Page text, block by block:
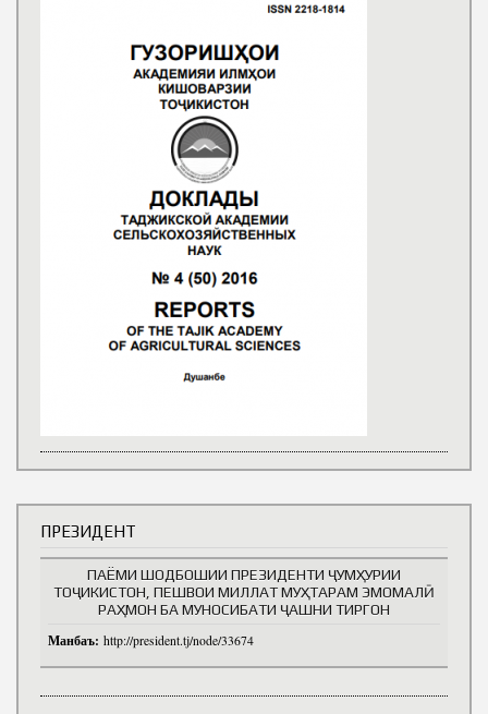
ПРЕЗИДЕНТ
ПАЁМИ ШОДБОШИИ ПРЕЗИДЕНТИ ҶУМҲУРИИ
ТОҶИКИСТОН, ПЕШВОИ МИЛЛАТ МУҲТАРАМ ЭМОМАЛӢ
РАҲМОН БА МУНОСИБАТИ ҶАШНИ ТИРГОН
Манбаъ: http://president.tj/node/33674